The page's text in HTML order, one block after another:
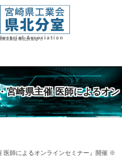
工業会 県北分室まで
宮崎県主催 医師によるオン
医師によるオンラインセミナー』開催 ※